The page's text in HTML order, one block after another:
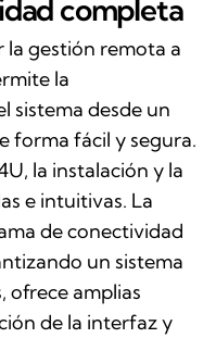
completa
la gestión remota a
la
sistema desde un
forma fácil y segura.
la instalación y la
e intuitivas. La
de conectividad
un sistema
ofrece amplias
de la interfaz y